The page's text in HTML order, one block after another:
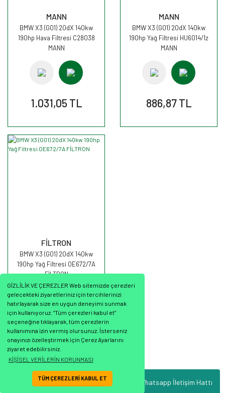
GİZLİLİK VE ÇEREZLER Web sitemizde çerezleri
gelecekteki ziyaretleriniz için tercihlerinizi
hatırlayarak size en uygun deneyimi sunmak
için kullanıyoruz. “Tüm çerezleri kabul et”
seçeneğine tıklayarak, tüm çerezlerin
kullanımına izin vermiş olursunuz. İsterseniz
onayınızı özelleştirmek için Çerez Ayarlarını
ziyaret edebilirsiniz.
KİŞİSEL VERİLERİN KORUNMASI
TÜM ÇEREZLERİ KABUL ET Whatsapp İletişim Hattı
MANN
BMW X3 (G01) 20dX 140kw
190hp Hava Filtresi C28038
MANN
1.031,05 TL
MANN
BMW X3 (G01) 20dX 140kw
190hp Yağ Filtresi HU6014/1z
MANN
886,87 TL
FİLTRON
BMW X3 (G01) 20dX 140kw
190hp Yağ Filtresi OE672/7A
FİLTRON
1.117,25 TL